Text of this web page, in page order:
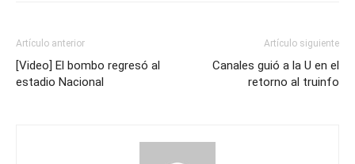
Artículo anterior
[Video] El bombo regresó al
estadio Nacional
Artículo siguiente
Canales guió a la U en el
retorno al truinfo